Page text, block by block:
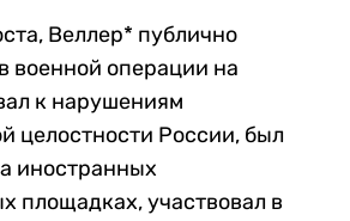
Веллер* публично
военной операции на
к нарушениям
целостности России, был
иностранных
площадках, участвовал в